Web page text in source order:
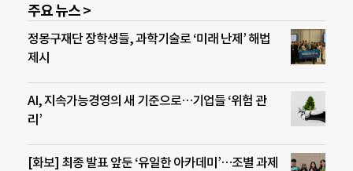
주요 뉴스 >
정몽구재단 장학생들, 과학기술로 ‘미래 난제’ 해법
제시
AI, 지속가능경영의 새 기준으로…기업들 ‘위험 관
리’
[화보] 최종 발표 앞둔 ‘유일한 아카데미’…조별 과제